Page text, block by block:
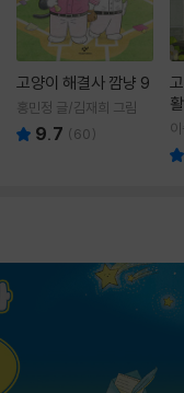
고양이 해결사 깜냥 9
홍민정 글/김재희 그림
9.7 (60)